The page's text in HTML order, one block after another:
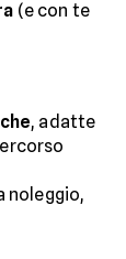
(e con te
, adatte
noleggio,